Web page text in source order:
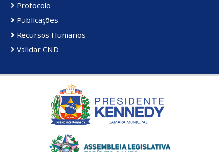
Protocolo
Publicações
Recursos Humanos
Validar CND